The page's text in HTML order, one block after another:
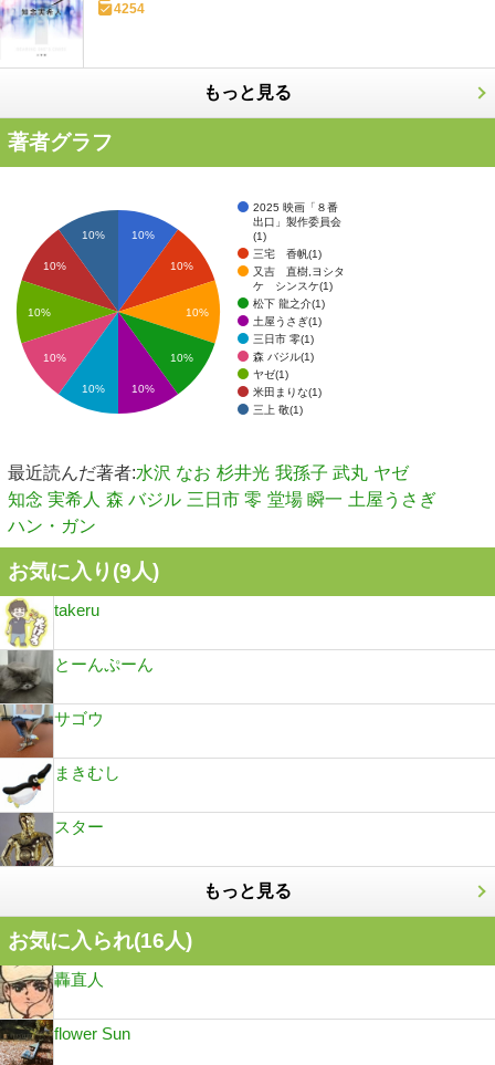
4254
もっと見る
著者グラフ
2025 映画「８番
出口」製作委員会
(1)
三宅 香帆(1)
又吉 直樹,ヨシタ
ケ シンスケ(1)
松下 龍之介(1)
土屋うさぎ(1)
三日市 零(1)
森 バジル(1)
ヤゼ(1)
米田まりな(1)
三上 敬(1)
10%
10%
10%
10%
10%
10%
10%
10%
10% 10%
最近読んだ著者:水沢 なお 杉井光 我孫子 武丸 ヤゼ
知念 実希人 森 バジル 三日市 零 堂場 瞬一 土屋うさぎ
ハン・ガン
お気に入り(9人)
takeru
とーんぷーん
サゴウ
まきむし
スター
もっと見る
お気に入られ(16人)
轟直人
flower Sun